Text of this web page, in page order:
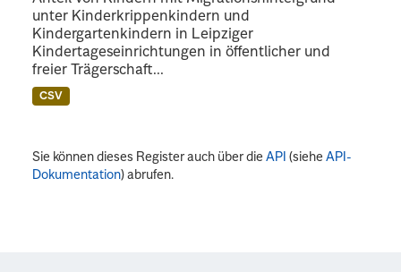
unter Kinderkrippenkindern und
Kindergartenkindern in Leipziger
Kindertageseinrichtungen in öffentlicher und
freier Trägerschaft...
CSV
Sie können dieses Register auch über dieAPI (sieheAPI-
Dokumentation) abrufen.